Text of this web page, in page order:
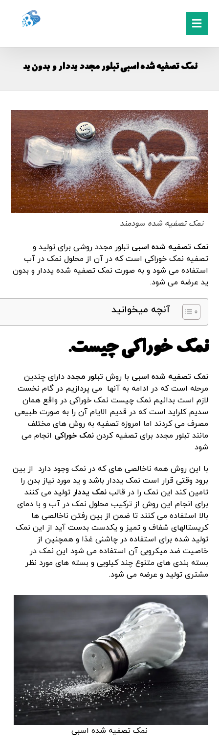
نمک تصفیه شده اسبی تبلور مجدد یددار و بدون ید
نمک تصفیه شده سودمند
نمک تصفیه شده اسبی تبلور مجدد روشی برای تولید و
تصفیه نمک خوراکی است که در آن از محلول نمک در آب
استفاده می شود و به صورت نمک تصفیه شده یددار و بدون
ید عرضه می شود.
آنچه میخوانید
نمک خوراکی چیست.
نمک تصفیه شده اسبی با روش تبلور مجدد دارای چندین
مرحله است که در ادامه به آنها می پردازیم در گام نخست
لازم است بدانیم نمک چیست نمک خوراکی در واقع همان
سدیم کلراید است که در قدیم الایام آن را به صورت طبیعی
مصرف می کردند اما امروزه تصفیه به روش های مختلف
مانند تبلور مجدد برای تصفیه کردننمک خوراکی انجام می
شود
با این روش همه ناخالصی های که در نمک وجود دارد از بین
برود وقتی قرار است نمک یددار باشد و ید مورد نیاز بدن را
تامین کند این نمک را در قالبنمک یددار تولید می کنند
برای انجام این روش از ترکیب محلول نمک در آب و با دمای
بالا استفاده می کنند تا ضمن از بین رفتن ناخالصی ها
کریستالهای شفاف و تمیز و یکدست بدست آید از این نمک
تولید شده برای استفاده در چاشنی غذا و همچنین از
خاصیت ضد میکروبی آن استفاده می شود این نمک در
بسته بندی های متنوع چند کیلویی و بسته های مورد نظر
مشتری تولید و عرضه می شود.
نمک تصفیه شده اسبی